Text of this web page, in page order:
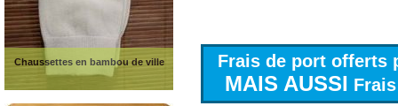
Chaussettes en bambou de ville Frais de port offerts
MAIS AUSSI